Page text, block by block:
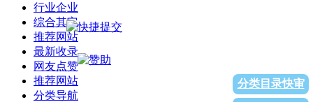
行业企业
综合其它
推荐网站
最新收录
网友点赞
推荐网站
分类导航
分类目录快审